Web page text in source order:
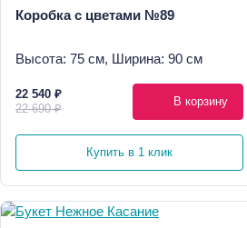
Коробка с цветами №89
Высота: 75 см, Ширина: 90 см
22 540 ₽
22 690 ₽
В корзину
Купить в 1 клик